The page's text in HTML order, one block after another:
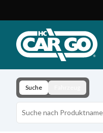
Download
Kontakt
Suche